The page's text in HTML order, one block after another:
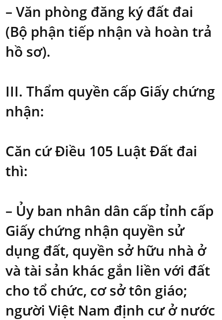
– Văn phòng đăng ký đất đai
(Bộ phận tiếp nhận và hoàn trả
hồ sơ).
III. Thẩm quyền cấp Giấy chứng
nhận:
Căn cứ Điều 105 Luật Đất đai
thì:
– Ủy ban nhân dân cấp tỉnh cấp
Giấy chứng nhận quyền sử
dụng đất, quyền sở hữu nhà ở
và tài sản khác gắn liền với đất
cho tổ chức, cơ sở tôn giáo;
người Việt Nam định cư ở nước